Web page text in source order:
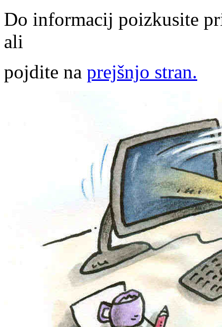
Do informacij poizkusite
ali
pojdite na prejšnjo stran.